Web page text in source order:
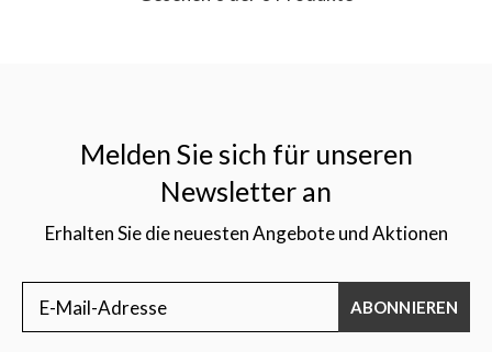
Melden Sie sich für unseren
Newsletter an
Erhalten Sie die neuesten Angebote und Aktionen
ABONNIEREN